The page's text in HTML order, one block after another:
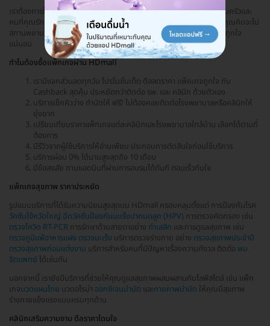
เราต้องการให้คนไทยได้ใช้บริการด้านสุขภาพ ความงาม ที่เข้าถึงได้ทั้งครอบครัวและ
คนที่คุณรัก ได้มาตรฐาน มีความปลอดภัย มีรีวิวดี ในราคาที่เหมาะสม หากคุณคิดจะไป
สถานพยาบาลใกล้บ้าน อย่าลืมนึกถึง HDMall ได้ราคาประหยัด ปลอดภัย ถูกใจ
แน่นอน
ทำไมต้องซื้อแพ็กเกจผ่าน HDmall
เรามีแจกส่วนลดทุกวัน โปรโมชั่นเด็ด ดีลลดราคา แพ็คเกจถูกใจ กับ
Cashback สุดคุ้ม ประหยัดกว่าติดต่อ รพ. และ คลินิก ด้วยตัวเอง
บริการเช็กคิวว่าง ทำนัดให้ ฟรี! ไม่ต้องคอยติดต่อโรงพยาบาลหรือคลินิกให้
ยุ่งยาก
เปรียบเทียบราคาแพ็กเกจแต่ละคลินิกและโรงพยาบาลใกล้บ้าน เลือกได้ตามที่
ต้องการ
มีรีวิวจากผู้ใช้บริการให้อ่านเพียบ ประกอบการตัดสินใจก่อนใช้บริการ
บริการผ่อน 0% ได้นานสูงสุดถึง 10 เดือน
มีข้อสงสัย ถามแอดมินที่ผ่านการอบรมได้ทันที ตอบเร็วทันใจ
แพ็กเกจสุขภาพ ราคาประหยัด
รูปแบบบริการที่ได้รับความนิยมสูงสุดบน HDmall ครอบคลุมตั้งแต่ การป้องกันโรค
วัคซีนไข้หวัดใหญ่ ฉีดวัคซีนป้องกันมะเร็งปากมดลูก (HPV) การตรวจคัดกรอง เช่น
ตรวจโควิด RT-PCR การรักษาด้านสายตาอย่าง ทำเลสิก และการดูแลสุขภาพ เช่น
ตรวจภูมิแพ้อาหารแฝง ตรวจมะเร็ง บริการตรวจร่างกาย อย่าง ตรวจสุขภาพประจำปี
ตรวจสุขภาพก่อนแต่งงาน บริการสำหรับคนที่มีปัญหาเรื่องความกังวล ติดต่อ พบ
จิตแพทย์ ได้เช่นกัน
นอกจากนี้ เรายังมีบริการที่ช่วยให้คุณดูแลสุขภาพผสมผสานกับไลฟ์สไตล์ เช่น แพ็ก
เกจนวดแผนไทย นวดอโรม่า ออกซิเจนบำบัด และกายภาพบำบัด
ร่างกายแข็งแรงแบบครบทุกด้าน
คลินิกเสริมความงาม ดีลราคาโดนใจ